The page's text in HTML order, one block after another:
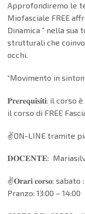
Approfondiremo le
Miofasciale FREE
Dinamica ” nella
strutturali che
occhi.
“Movimento in
𝐏𝐫𝐞𝐫𝐞𝐪𝐮𝐢𝐬𝐢𝐭𝐢: il
il corso di FREE
✌️ON-LINE tramite
𝐃𝐎𝐂𝐄𝐍𝐓𝐄:
✌️𝐎𝐫𝐚𝐫𝐢 𝐜𝐨𝐫𝐬𝐨: sabato
Pranzo: 13:00 – 14:00